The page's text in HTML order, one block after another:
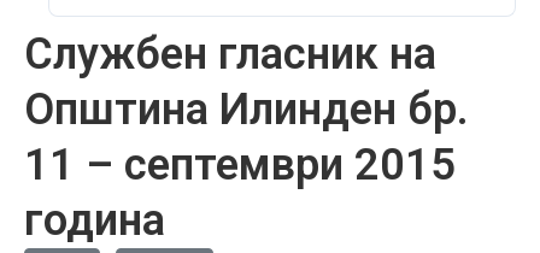
Службен гласник на
Општина Илинден бр.
11 – септември 2015
година